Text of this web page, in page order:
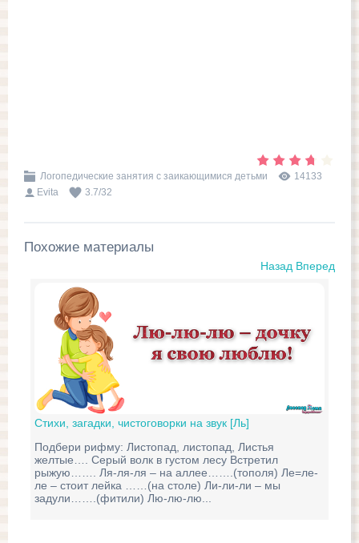
Логопедические занятия с заикающимися детьми
14133
Evita
3.7/32
Похожие материалы
Назад Вперед
Стихи, загадки, чистоговорки на звук [Ль]
Подбери рифму: Листопад, листопад, Листья
желтые…. Серый волк в густом лесу Встретил
рыжую……. Ля-ля-ля – на аллее…….(тополя) Ле=ле-
ле – стоит лейка ……(на столе) Ли-ли-ли – мы
задули…….(фитили) Лю-лю-лю...